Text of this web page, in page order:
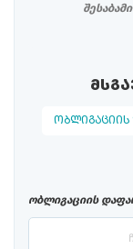
ᲝᲑᲚᲘᲒᲐᲪᲘᲘᲡ
ობლიგაციის